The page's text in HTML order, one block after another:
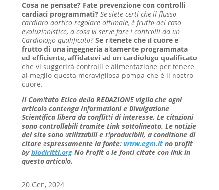
Cosa ne pensate? Fate prevenzione con controlli
cardiaci programmati? Se siete certi che il flusso
cardiaco aortico regolare ottimale, è frutto del caso
evoluzionistico, a cosa vi serve fare i controlli da un
Cardiologo qualificato? Se ritenete che il cuore è
frutto di una ingegneria altamente programmata
ed efficiente, affidatevi ad un cardiologo qualificato
che vi suggerirà controlli e alimentazione per tenere
al meglio questa meravigliosa pompa che è il nostro
cuore.
Il Comitato Etico della REDAZIONE vigila che ogni
articolocontenga Informazioni e Divulgazione
Scientifica libera da conflitti di interesse. Le citazioni
sono controllabili tramite Link sottolineato. Le notizie
del sito sono utilizzabili e riproducibili, a condizione di
citare espressamente la fonte: www.egm.it no profit
bybiodiritti.org No Profit o le fonti citate con link in
questo articolo.
20 Gen, 2024